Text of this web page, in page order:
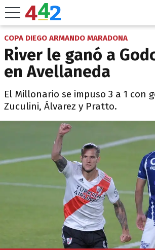
COPA DIEGO ARMANDO MARADONA
River le ganó a
en Avellaneda
El Millonario se impuso 3 a 1 con
Zuculini, Álvarez y Pratto.